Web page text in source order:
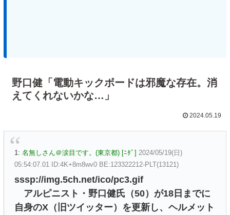
野口健「電動キックボードは邪魔な存在。消
えてくれないかな…」
2024.05.19
1: 名無しさん＠涙目です。(東京都) [ﾆﾀﾞ] 2024/05/19(日)
05:54:07.01 ID:4K+8m8wv0 BE:123322212-PLT(13121)
sssp://img.5ch.net/ico/pc3.gif
アルピニスト・野口健氏（50）が18日までに
自身のX（旧ツイッター）を更新し、ヘルメット